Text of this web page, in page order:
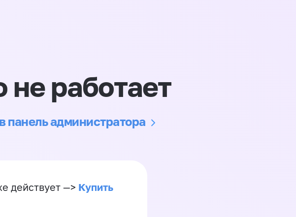
работает
панель администратора
действует —> Купить